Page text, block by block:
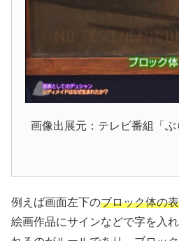
画像出展元：テレビ番組「ぶ
例えば画面左下のブロック体の
絵画作品にサインなどで字を入れ